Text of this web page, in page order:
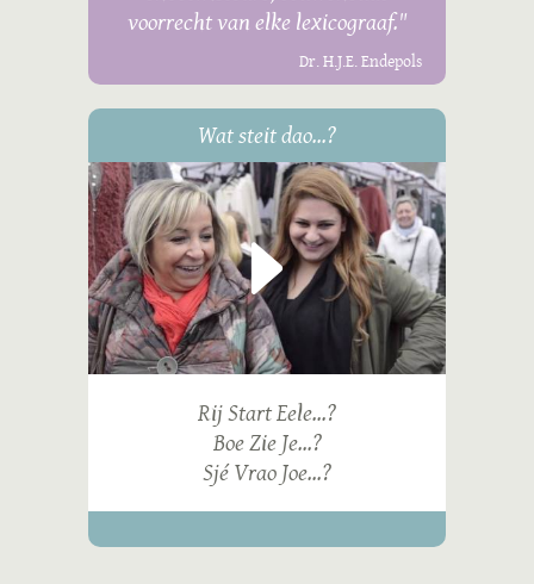
voorrecht van elke lexicograaf."
Dr. H.J.E. Endepols
Wat steit dao...?
Rij Start Eele...?
Boe Zie Je...?
Sjé Vrao Joe...?